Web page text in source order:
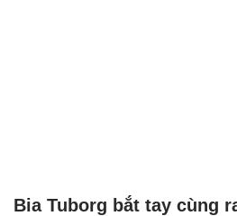
Bia Tuborg bắt tay cùng